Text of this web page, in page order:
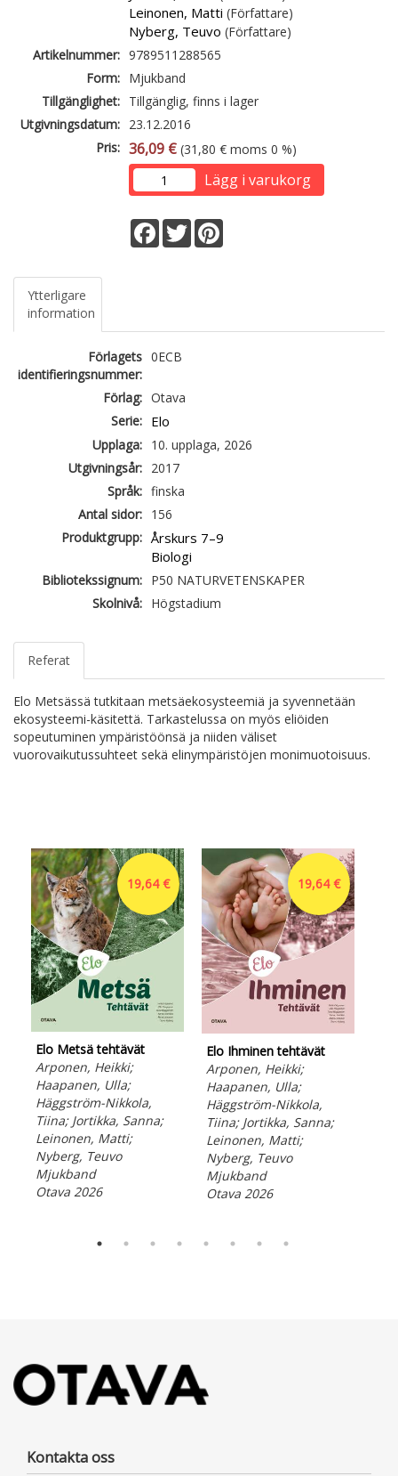
Leinonen, Matti (Författare)
Nyberg, Teuvo (Författare)
Artikelnummer: 9789511288565
Form: Mjukband
Tillgänglighet: Tillgänglig, finns i lager
Utgivningsdatum: 23.12.2016
Pris: 36,09 € (31,80 € moms 0 %)
Lägg i varukorg
Facebook
Twitter
Ytterligare
information
Förlagets
identifieringsnummer:
0ECB
Förlag: Otava
Serie: Elo
Upplaga: 10. upplaga, 2026
Utgivningsår: 2017
Språk: finska
Antal sidor: 156
Produktgrupp: Årskurs 7–9
Biologi
Bibliotekssignum: P50 NATURVETENSKAPER
Skolnivå: Högstadium
Referat
Elo Metsässä tutkitaan metsäekosysteemiä ja syvennetään
ekosysteemi-käsitettä. Tarkastelussa on myös eliöiden
sopeutuminen ympäristöönsä ja niiden väliset
vuorovaikutussuhteet sekä elinympäristöjen monimuotoisuus.
19,64 €
Elo Metsä tehtävät
Arponen, Heikki;
Haapanen, Ulla;
Häggström-Nikkola,
Tiina; Jortikka, Sanna;
Leinonen, Matti;
Nyberg, Teuvo
Mjukband
Otava 2026
19,64 €
Elo Ihminen tehtävät
Arponen, Heikki;
Haapanen, Ulla;
Häggström-Nikkola,
Tiina; Jortikka, Sanna;
Leinonen, Matti;
Nyberg, Teuvo
Mjukband
Otava 2026
Kontakta oss